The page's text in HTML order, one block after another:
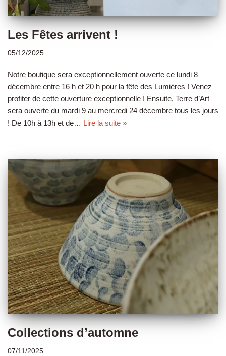
Les Fêtes arrivent !
05/12/2025
Notre boutique sera exceptionnellement ouverte ce lundi 8
décembre entre 16 h et 20 h pour la fête des Lumières ! Venez
profiter de cette ouverture exceptionnelle ! Ensuite, Terre d’Art
sera ouverte du mardi 9 au mercredi 24 décembre tous les jours
! De 10h à 13h et de… Lire la suite »
Collections d’automne
07/11/2025